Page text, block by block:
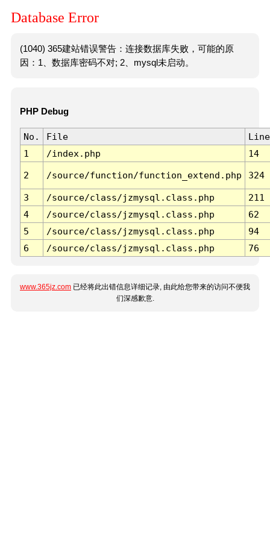
Database Error
(1040) 365建站错误警告：连接数据库失败，可能的原
因：1、数据库密码不对; 2、mysql未启动。
PHP Debug
No. File
Line
1
/index.php 14
2 /source/function/function_extend.php 324
3 /source/class/jzmysql.class.php
211
4
/source/class/jzmysql.class.php
62
5
/source/class/jzmysql.class.php
94
6
/source/class/jzmysql.class.php 76
www.365jz.com 已经将此出错信息详细记录, 由此给您带来的访问不便我
们深感歉意.